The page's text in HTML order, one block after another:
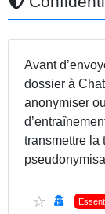
Avant
dossier à
anonymiser
transmettre la
☆